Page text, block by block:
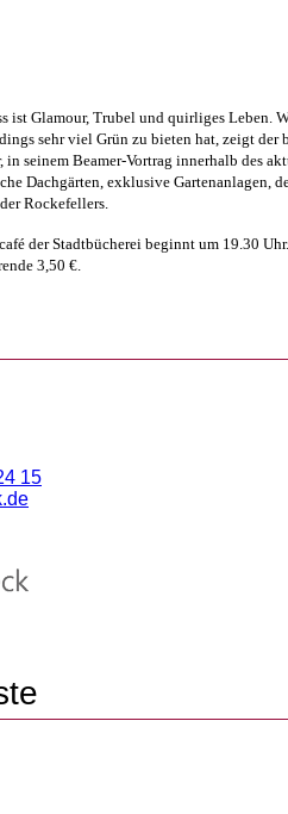
ist Glamour, Trubel und quirliges Leben.
sehr viel Grün zu bieten hat, zeigt der
in seinem Beamer-Vortrag innerhalb des
Dachgärten, exklusive Gartenanlagen,
Rockefellers.
der Stadtbücherei beginnt um 19.30
3,50 €.
15